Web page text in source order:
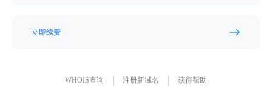
立即续费
WHOIS查询 注册新域名 获得帮助